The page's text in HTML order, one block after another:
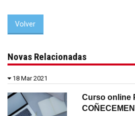
Volver
Novas Relacionadas
18 Mar 2021
Curso online